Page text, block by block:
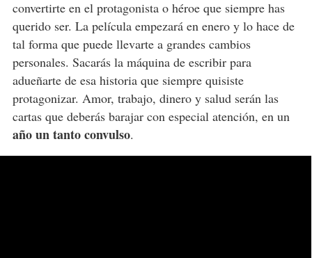
convertirte en el protagonista o héroe que siempre has
querido ser. La película empezará en enero y lo hace de
tal forma que puede llevarte a grandes cambios
personales. Sacarás la máquina de escribir para
adueñarte de esa historia que siempre quisiste
protagonizar. Amor, trabajo, dinero y salud serán las
cartas que deberás barajar con especial atención, en un
año un tanto convulso.